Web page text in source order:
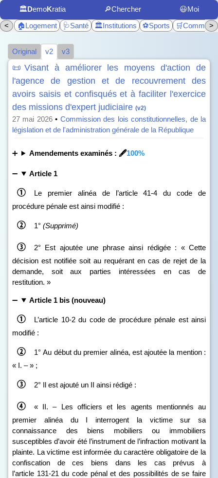
🏛️DemoKratia 🔎Chercher
😃Moi
<
🏠Logement 🩺Santé 🏛️Institutions ⚽Sports >
Original v2 v3
📜Visant à améliorer les moyens d'action de
l'agence de gestion et de recouvrement des
avoirs saisis et confisqués et à faciliter l'exercice
des missions d'expert judiciaire (v2)
27 mai 2026• Commission des lois constitutionnelles, de la
législation et de l'administration générale de la République
Amendements examinés : 🖋️100%
Article 1
Le premier alinéa de l’article 41‑4 du code de
procédure pénale est ainsi modifié :
1° (Supprimé)
2° Est ajoutée une phrase ainsi rédigée : « Cette
décision est notifiée soit au requérant en cas de rejet de la
demande, soit aux parties intéressées en cas de
restitution. »
Article 1 bis (nouveau)
L’article 10‑2 du code de procédure pénale est ainsi
modifié :
1° Au début du premier alinéa, est ajoutée la mention :
« I. – » ;
2° Il est ajouté un II ainsi rédigé :
« II. – Les officiers et les agents mentionnés au
premier alinéa du I interrogent la victime sur sa
connaissance des biens mobiliers ou immobiliers
susceptibles d’avoir été l’instrument de l’infraction motivant la
plainte. La victime est informée du caractère obligatoire de la
confiscation de ces biens dans les cas prévus à
l’article 131‑21 du code pénal et des possibilités de se faire